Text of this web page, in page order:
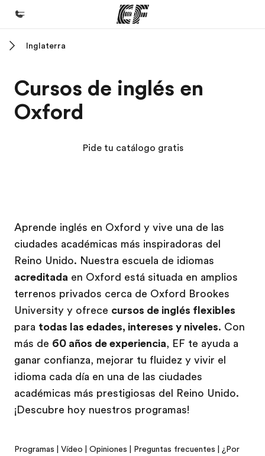
Programas
Ver todo lo que hacemos
Trabajos
Únete al equipo
Inglaterra
Cursos de inglés en
Oxford
Pide tu catálogo gratis
Aprende inglés en Oxford y vive una de las
ciudades académicas más inspiradoras del
Reino Unido. Nuestra escuela de idiomas
acreditada en Oxford está situada en amplios
terrenos privados cerca de Oxford Brookes
University y ofrece cursos de inglés flexibles
para todas las edades, intereses y niveles. Con
más de 60 años de experiencia, EF te ayuda a
ganar confianza, mejorar tu fluidez y vivir el
idioma cada día en una de las ciudades
académicas más prestigiosas del Reino Unido.
¡Descubre hoy nuestros programas!
Programas Vídeo Opiniones Preguntas frecuentes
¿Por